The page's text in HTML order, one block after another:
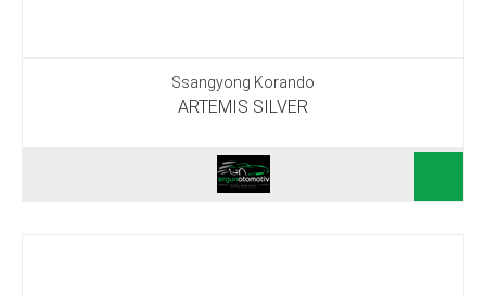
Ssangyong Korando
ARTEMIS SILVER